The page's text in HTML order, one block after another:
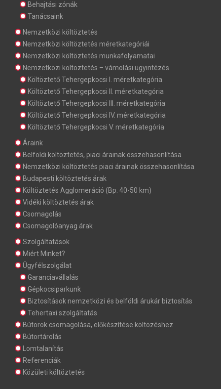
Behajtási zónák
Tanácsaink
Nemzetközi költöztetés
Nemzetközi költöztetés méretkategóriái
Nemzetközi költöztetés munkafolyamatai
Nemzetközi költöztetés – vámolási ügyintézés
Költöztető Tehergepkocsi I. méretkategória
Költöztető Tehergepkocsi II. méretkategória
Költöztető Tehergepkocsi III. méretkategória
Költöztető Tehergepkocsi IV. méretkategória
Költöztető Tehergepkocsi V. méretkategória
Áraink
Belföldi költöztetés, piaci árainak összehasonlítása
Nemzetközi költöztetés piaci árainak összehasonlítása
Budapesti költöztetés árak
Költöztetés Agglomeráció (Bp. 40-50 km)
Vidéki költöztetés árak
Csomagolás
Csomagolóanyag árak
Szolgáltatások
Miért Minket?
Ügyfélszolgálat
Garanciavállalás
Gépkocsiparkunk
Biztosítások nemzetközi és belföldi árukár biztosítás
Tehertaxi szolgáltatás
Bútorok csomagolása, előkészítése költözéshez
Bútortárolás
Lomtalanítás
Referenciák
Közületi költöztetés